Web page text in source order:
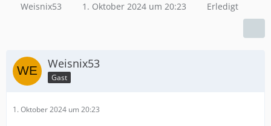
Weisnix53 1. Oktober 2024 um 20:23 Erledigt
Weisnix53
Gast
1. Oktober 2024 um 20:23